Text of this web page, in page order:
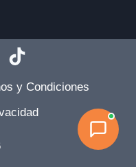
y Condiciones